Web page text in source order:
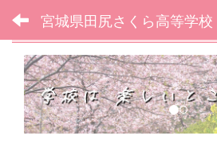
宮城県田尻さくら高等学校
フォトアルバム
p
r
e
v